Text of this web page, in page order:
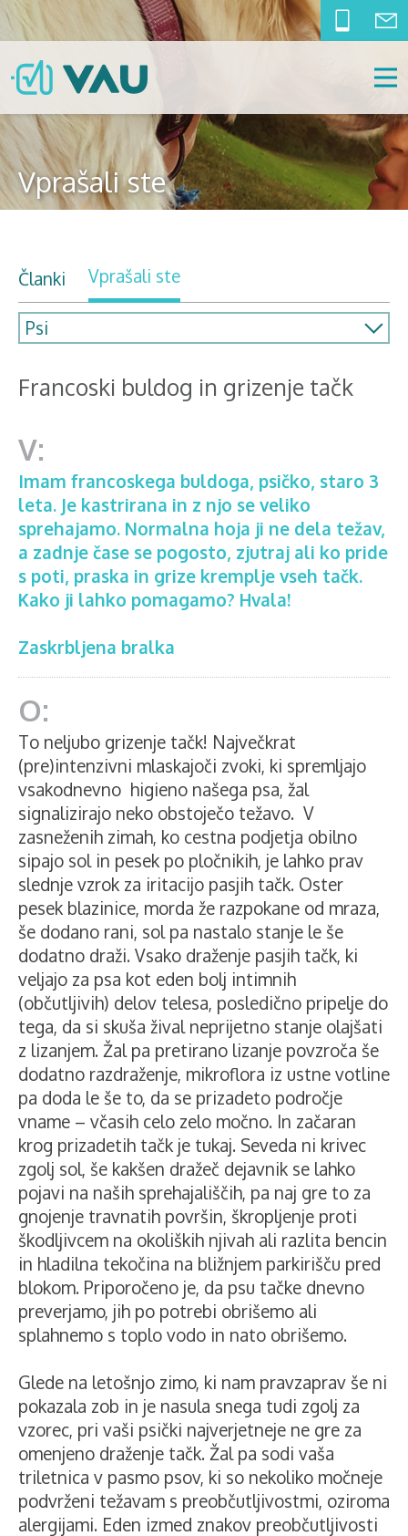
Vprašali ste
Članki Vprašali ste
Francoski buldog in grizenje tačk
Imam francoskega buldoga, psičko, staro 3
leta. Je kastrirana in z njo se veliko
sprehajamo. Normalna hoja ji ne dela težav,
a zadnje čase se pogosto, zjutraj ali ko pride
s poti, praska in grize kremplje vseh tačk.
Kako ji lahko pomagamo? Hvala!
Zaskrbljena bralka
To neljubo grizenje tačk! Največkrat
(pre)intenzivni mlaskajoči zvoki, ki spremljajo
vsakodnevno higieno našega psa, žal
signalizirajo neko obstoječo težavo. V
zasneženih zimah, ko cestna podjetja obilno
sipajo sol in pesek po pločnikih, je lahko prav
slednje vzrok za iritacijo pasjih tačk. Oster
pesek blazinice, morda že razpokane od mraza,
še dodano rani, sol pa nastalo stanje le še
dodatno draži. Vsako draženje pasjih tačk, ki
veljajo za psa kot eden bolj intimnih
(občutljivih) delov telesa, posledično pripelje do
tega, da si skuša žival neprijetno stanje olajšati
z lizanjem. Žal pa pretirano lizanje povzroča še
dodatno razdraženje, mikroflora iz ustne votline
pa doda le še to, da se prizadeto področje
vname – včasih celo zelo močno. In začaran
krog prizadetih tačk je tukaj. Seveda ni krivec
zgolj sol, še kakšen dražeč dejavnik se lahko
pojavi na naših sprehajališčih, pa naj gre to za
gnojenje travnatih površin, škropljenje proti
škodljivcem na okoliških njivah ali razlita bencin
in hladilna tekočina na bližnjem parkirišču pred
blokom. Priporočeno je, da psu tačke dnevno
preverjamo, jih po potrebi obrišemo ali
splahnemo s toplo vodo in nato obrišemo.
Glede na letošnjo zimo, ki nam pravzaprav še ni
pokazala zob in je nasula snega tudi zgolj za
vzorec, pri vaši psički najverjetneje ne gre za
omenjeno draženje tačk. Žal pa sodi vaša
triletnica v pasmo psov, ki so nekoliko močneje
podvrženi težavam s preobčutljivostmi, oziroma
alergijami. Eden izmed znakov preobčutljivosti